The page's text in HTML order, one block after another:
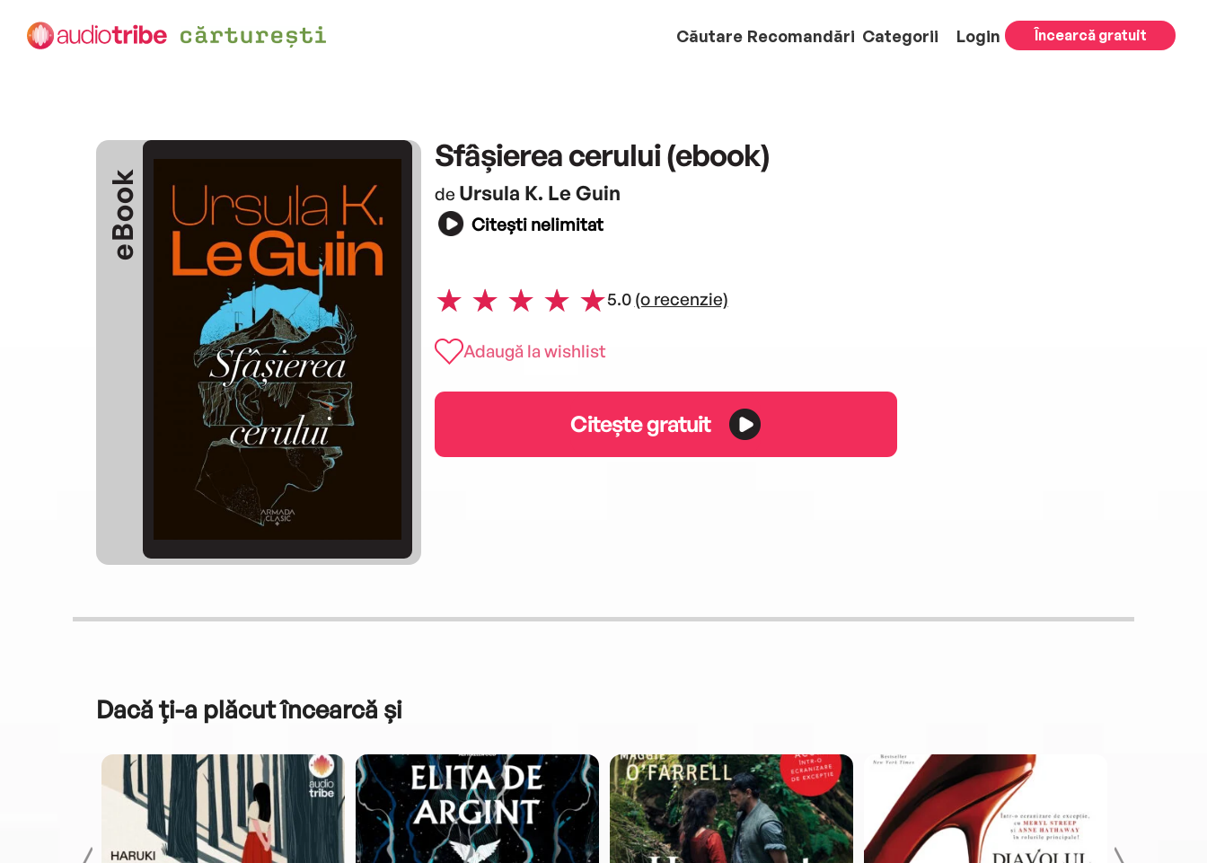
Căutare Recomandări Categorii Login Încearcă gratuit
eBook
Sfâșierea cerului (ebook)
de Ursula K. Le Guin
Citești nelimitat
5.0 (o recenzie)
Adaugă la wishlist
Citește gratuit
Dacă ți-a plăcut încearcă și